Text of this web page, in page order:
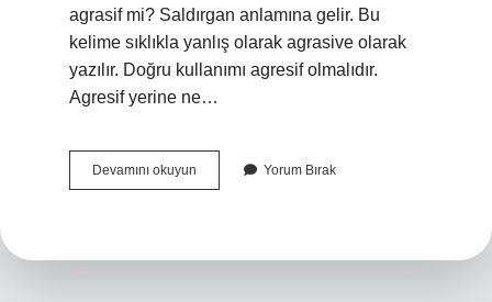
agrasif mi? Saldırgan anlamına gelir. Bu
kelime sıklıkla yanlış olarak agrasive olarak
yazılır. Doğru kullanımı agresif olmalıdır.
Agresif yerine ne…
Devamını okuyun
Hangi
Yorum Bırak